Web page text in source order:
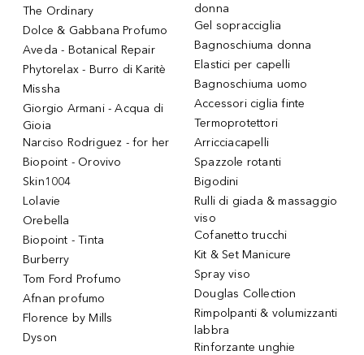
The Ordinary
Dolce & Gabbana Profumo
Aveda - Botanical Repair
Phytorelax - Burro di Karitè
Missha
Giorgio Armani - Acqua di
Gioia
Narciso Rodriguez - for her
Biopoint - Orovivo
Skin1004
Lolavie
Orebella
Biopoint - Tinta
Burberry
Tom Ford Profumo
Afnan profumo
Florence by Mills
Dyson
donna
Gel sopracciglia
Bagnoschiuma donna
Elastici per capelli
Bagnoschiuma uomo
Accessori ciglia finte
Termoprotettori
Arricciacapelli
Spazzole rotanti
Bigodini
Rulli di giada & massaggio
viso
Cofanetto trucchi
Kit & Set Manicure
Spray viso
Douglas Collection
Rimpolpanti & volumizzanti
labbra
Rinforzante unghie